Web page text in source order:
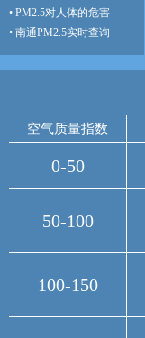
• PM2.5对人体的危害
• 南通PM2.5实时查询
空气质量指数
0-50
50-100
100-150